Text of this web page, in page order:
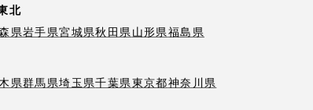
北
県岩手県宮城県秋田県山形県福島県
県群馬県埼玉県千葉県東京都神奈川県